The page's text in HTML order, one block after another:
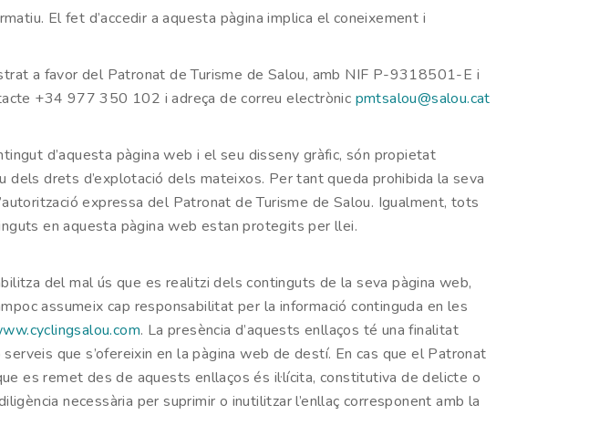
El fet d’accedir a aquesta pàgina implica el coneixement i
a favor del Patronat de Turisme de Salou, amb NIF P-9318501-E i
+34 977 350 102 i adreça de correu electrònic pmtsalou@salou.cat
d’aquesta pàgina web i el seu disseny gràfic, són propietat
dels drets d’explotació dels mateixos. Per tant queda prohibida la seva
expressa del Patronat de Turisme de Salou. Igualment, tots
en aquesta pàgina web estan protegits per llei.
del mal ús que es realitzi dels continguts de la seva pàgina web,
assumeix cap responsabilitat per la informació continguda en les
. La presència d’aquests enllaços té una finalitat
que s’ofereixin en la pàgina web de destí. En cas que el Patronat
es remet des de aquests enllaços és il·lícita, constitutiva de delicte o
necessària per suprimir o inutilitzar l’enllaç corresponent amb la